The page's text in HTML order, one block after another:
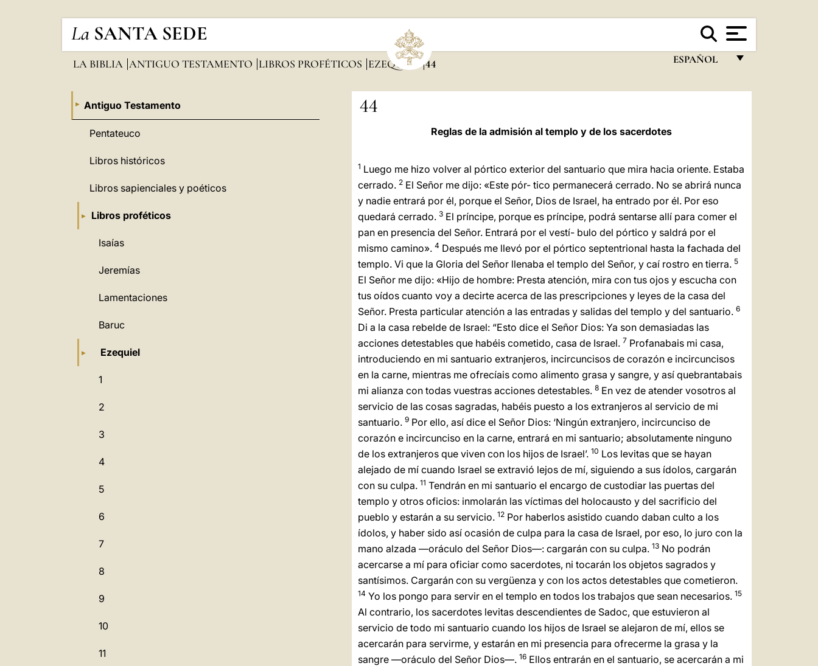
La SANTA SEDE
ESPAÑOL
ESPAÑOL
DEUTSCH
POLSKI
العربيّة
LATINE
LA BIBLIA ANTIGUO TESTAMENTO LIBROS PROFÉTICOS EZEQUIEL 44
Antiguo Testamento
Pentateuco
Libros históricos
Libros sapienciales y poéticos
Libros proféticos
Isaías
Jeremías
Lamentaciones
Baruc
Ezequiel
1
2
3
4
5
6
7
8
9
10
11
44
Reglas de la admisión al templo y de los sacerdotes
1 Luego me hizo volver al pórtico exterior del santuario que mira hacia oriente. Estaba
cerrado. 2 El Señor me dijo: «Este pór- tico permanecerá cerrado. No se abrirá nunca
y nadie entrará por él, porque el Señor, Dios de Israel, ha entrado por él. Por eso
quedará cerrado.3 El príncipe, porque es príncipe, podrá sentarse allí para comer el
pan en presencia del Señor. Entrará por el vestí- bulo del pórtico y saldrá por el
mismo camino».4 Después me llevó por el pórtico septentrional hasta la fachada del
templo. Vi que la Gloria del Señor llenaba el templo del Señor, y caí rostro en tierra.5
El Señor me dijo: «Hijo de hombre: Presta atención, mira con tus ojos y escucha con
tus oídos cuanto voy a decirte acerca de las prescripciones y leyes de la casa del
Señor. Presta particular atención a las entradas y salidas del templo y del santuario.6
Di a la casa rebelde de Israel: “Esto dice el Señor Dios: Ya son demasiadas las
acciones detestables que habéis cometido, casa de Israel. 7 Profanabais mi casa,
introduciendo en mi santuario extranjeros, incircuncisos de corazón e incircuncisos
en la carne, mientras me ofrecíais como alimento grasa y sangre, y así quebrantabais
mi alianza con todas vuestras acciones detestables.8 En vez de atender vosotros al
servicio de las cosas sagradas, habéis puesto a los extranjeros al servicio de mi
santuario.9 Por ello, así dice el Señor Dios: ‘Ningún extranjero, incircunciso de
corazón e incircunciso en la carne, entrará en mi santuario; absolutamente ninguno
de los extranjeros que viven con los hijos de Israel’.10 Los levitas que se hayan
alejado de mí cuando Israel se extravió lejos de mí, siguiendo a sus ídolos, cargarán
con su culpa.11 Tendrán en mi santuario el encargo de custodiar las puertas del
templo y otros oficios: inmolarán las víctimas del holocausto y del sacrificio del
pueblo y estarán a su servicio.12 Por haberlos asistido cuando daban culto a los
ídolos, y haber sido así ocasión de culpa para la casa de Israel, por eso, lo juro con la
mano alzada —oráculo del Señor Dios—: cargarán con su culpa.13 No podrán
acercarse a mí para oficiar como sacerdotes, ni tocarán los objetos sagrados y
santísimos. Cargarán con su vergüenza y con los actos detestables que cometieron.
14 Yo los pongo para servir en el templo en todos los trabajos que sean necesarios.15
Al contrario, los sacerdotes levitas descendientes de Sadoc, que estuvieron al
servicio de todo mi santuario cuando los hijos de Israel se alejaron de mí, ellos se
acercarán para servirme, y estarán en mi presencia para ofrecerme la grasa y la
sangre —oráculo del Señor Dios—.16 Ellos entrarán en el santuario, se acercarán a mi